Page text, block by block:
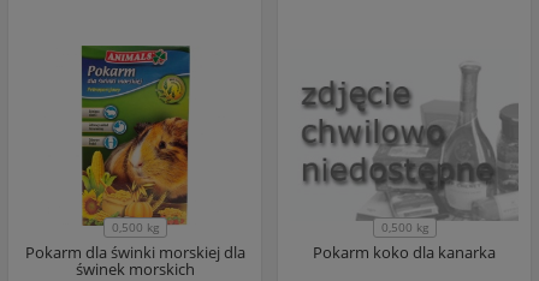
0,500 kg
Pokarm dla świnki morskiej dla
świnek morskich
0,500 kg
Pokarm koko dla kanarka